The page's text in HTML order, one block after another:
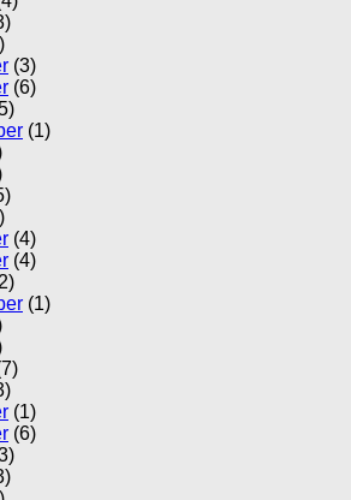
(3)
(6)
(1)
(4)
(4)
(1)
(1)
(6)